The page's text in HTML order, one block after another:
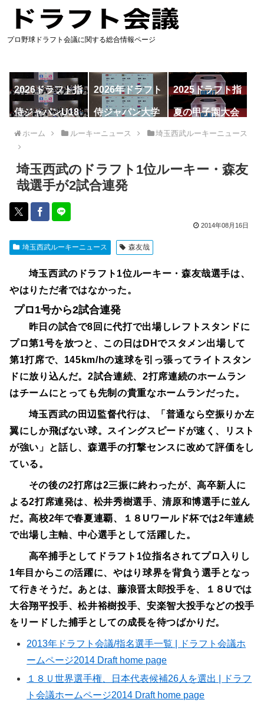
プロ野球ドラフト会議に関する総合情報ページ
2026ドラフト指
名予想
2026年ドラフト
候補
2025ドラフト指
名一覧
侍ジャパンU18
代表
侍ジャパン大学
夏の甲子園大会
ホーム ルーキーニュース 埼玉西武ルーキーニュース
埼玉西武のドラフト1位ルーキー・森友
哉選手が2試合連発
2014年08月16日
埼玉西武ルーキーニュース 森友哉
埼玉西武のドラフト1位ルーキー・森友哉選手は、
やはりただ者ではなかった。
プロ1号から2試合連発
昨日の試合で8回に代打で出場しレフトスタンドに
プロ第1号を放つと、この日はDHでスタメン出場して
第1打席で、145km/hの速球を引っ張ってライトスタン
ドに放り込んだ。2試合連続、2打席連続のホームラン
はチームにとっても先制の貴重なホームランだった。
埼玉西武の田辺監督代行は、「普通なら空振りか左
翼にしか飛ばない球。スイングスピードが速く、リスト
が強い」と話し、森選手の打撃センスに改めて評価をし
ている。
その後の2打席は2三振に終わったが、高卒新人に
よる2打席連発は、松井秀樹選手、清原和博選手に並ん
だ。高校2年で春夏連覇、１８Uワールド杯では2年連続
で出場し主軸、中心選手として活躍した。
高卒捕手としてドラフト1位指名されてプロ入りし
1年目からこの活躍に、やはり球界を背負う選手となっ
て行きそうだ。あとは、藤浪晋太郎投手を、１８Uでは
大谷翔平投手、松井裕樹投手、安楽智大投手などの投手
をリードした捕手としての成長を待つばかりだ。
2013年ドラフト会議/指名選手一覧 | ドラフト会議ホ
ームページ2014 Draft home page
１８Ｕ世界選手権、日本代表候補26人を選出 | ドラフ
ト会議ホームページ2014 Draft home page